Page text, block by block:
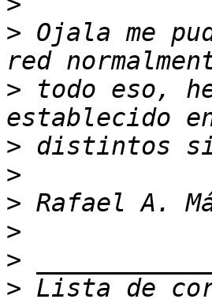
> Ojala me
> todo eso,
>
>
>
>
>
>